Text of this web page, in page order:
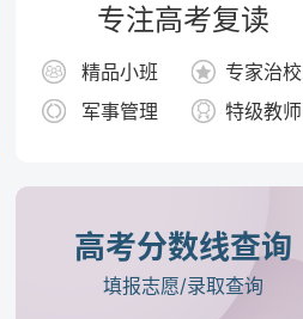
专注高考复读
精品小班
军事管理
专家治校
特级教师
高考分数线查询
填报志愿/录取查询